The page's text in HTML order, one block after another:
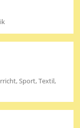
Sport, Textil,